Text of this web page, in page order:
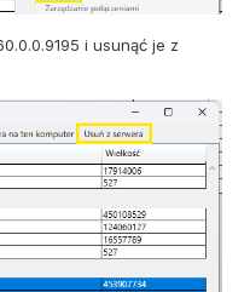
i usunąć je z